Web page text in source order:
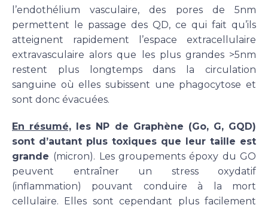
l’endothélium vasculaire, des pores de 5nm
permettent le passage des QD, ce qui fait qu’ils
atteignent rapidement l’espace extracellulaire
extravasculaire alors que les plus grandes >5nm
restent plus longtemps dans la circulation
sanguine où elles subissent une phagocytose et
sont donc évacuées.
En résumé, les NP de Graphène (Go, G, GQD)
sont d’autant plus toxiques que leur taille est
grande (micron). Les groupements époxy du GO
peuvent entraîner un stress oxydatif
(inflammation) pouvant conduire à la mort
cellulaire. Elles sont cependant plus facilement